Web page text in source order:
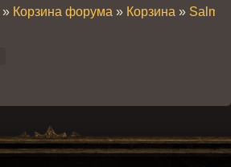
» Корзина форума » Корзина »